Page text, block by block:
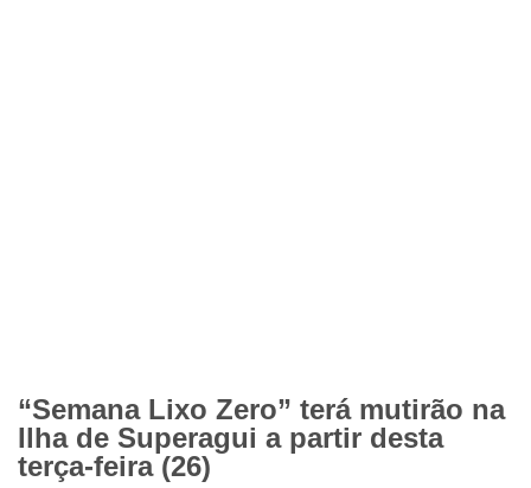
“Semana Lixo Zero” terá mutirão na
Ilha de Superagui a partir desta
terça-feira (26)